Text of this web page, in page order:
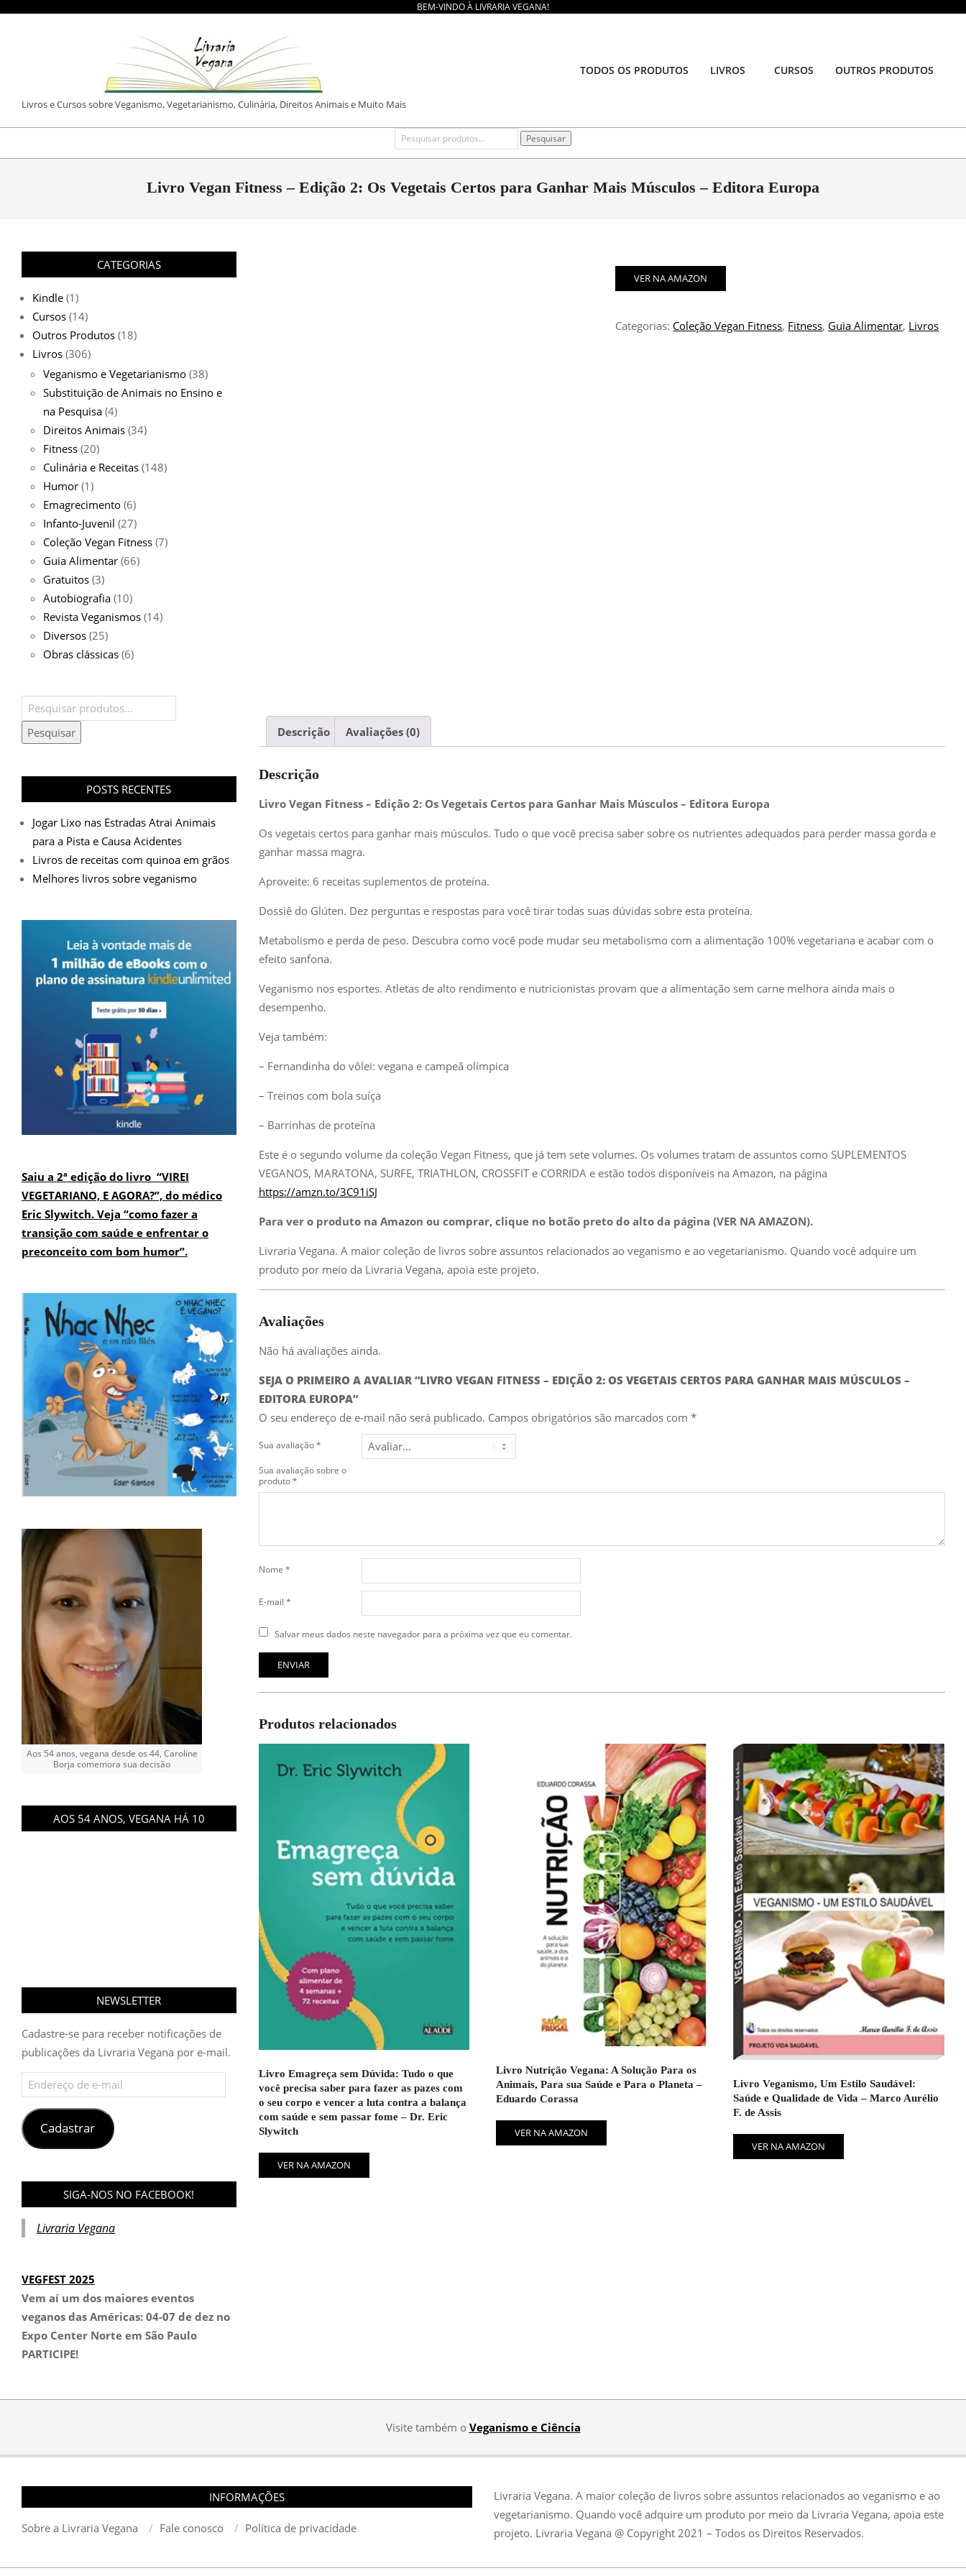
BEM-VINDO À LIVRARIA VEGANA!
LIVRARIA
VEGANA
Livros e Cursos sobre Veganismo, Vegetarianismo, Culinária, Direitos Animais e Muito Mais
TODOS OS PRODUTOS LIVROS CURSOS OUTROS PRODUTOS
Pesquisar
por:
Pesquisar
Livro Vegan Fitness – Edição 2: Os Vegetais Certos para Ganhar Mais Músculos – Editora Europa
VER NA AMAZON
Categorias: Coleção Vegan Fitness, Fitness, Guia Alimentar, Livros
Descrição Avaliações (0)
Descrição
Livro Vegan Fitness – Edição 2: Os Vegetais Certos para Ganhar Mais Músculos – Editora Europa
Os vegetais certos para ganhar mais músculos. Tudo o que você precisa saber sobre os nutrientes adequados para perder massa gorda e
ganhar massa magra.
Aproveite: 6 receitas suplementos de proteína.
Dossiê do Glúten. Dez perguntas e respostas para você tirar todas suas dúvidas sobre esta proteína.
Metabolismo e perda de peso. Descubra como você pode mudar seu metabolismo com a alimentação 100% vegetariana e acabar com o
efeito sanfona.
Veganismo nos esportes. Atletas de alto rendimento e nutricionistas provam que a alimentação sem carne melhora ainda mais o
desempenho.
Veja também:
– Fernandinha do vôlei: vegana e campeã olímpica
– Treinos com bola suíça
– Barrinhas de proteína
Este é o segundo volume da coleção Vegan Fitness, que já tem sete volumes. Os volumes tratam de assuntos como SUPLEMENTOS
VEGANOS, MARATONA, SURFE, TRIATHLON, CROSSFIT e CORRIDA e estão todos disponíveis na Amazon, na página
https://amzn.to/3C91iSJ
Para ver o produto na Amazon ou comprar, clique no botão preto do alto da página (VER NA AMAZON).
Livraria Vegana. A maior coleção de livros sobre assuntos relacionados ao veganismo e ao vegetarianismo. Quando você adquire um
produto por meio da Livraria Vegana, apoia este projeto.
Avaliações
Não há avaliações ainda.
SEJA O PRIMEIRO A AVALIAR “LIVRO VEGAN FITNESS – EDIÇÃO 2: OS VEGETAIS CERTOS PARA GANHAR MAIS MÚSCULOS –
EDITORA EUROPA”
O seu endereço de e-mail não será publicado. Campos obrigatórios são marcados com *
Sua avaliação*
Sua avaliação sobre o
produto*
Nome *
E-mail *
Salvar meus dados neste navegador para a próxima vez que eu comentar.
Produtos relacionados
Livro Emagreça sem Dúvida: Tudo o que
você precisa saber para fazer as pazes com
o seu corpo e vencer a luta contra a balança
com saúde e sem passar fome – Dr. Eric
Slywitch
VER NA AMAZON
Livro Nutrição Vegana: A Solução Para os
Animais, Para sua Saúde e Para o Planeta –
Eduardo Corassa
VER NA AMAZON
Livro Veganismo, Um Estilo Saudável:
Saúde e Qualidade de Vida – Marco Aurélio
F. de Assis
VER NA AMAZON
CATEGORIAS
Kindle (1)
Cursos (14)
Outros Produtos (18)
Livros (306)
Veganismo e Vegetarianismo (38)
Substituição de Animais no Ensino e
na Pesquisa (4)
Direitos Animais (34)
Fitness (20)
Culinária e Receitas (148)
Humor (1)
Emagrecimento (6)
Infanto-Juvenil (27)
Coleção Vegan Fitness (7)
Guia Alimentar (66)
Gratuitos (3)
Autobiografia (10)
Revista Veganismos (14)
Diversos (25)
Obras clássicas (6)
Pesquisar
por:
Pesquisar
POSTS RECENTES
Jogar Lixo nas Estradas Atrai Animais
para a Pista e Causa Acidentes
Livros de receitas com quinoa em grãos
Melhores livros sobre veganismo
Saiu a 2ª edição do livro “VIREI
VEGETARIANO, E AGORA?”, do médico
Eric Slywitch. Veja “como fazer a
transição com saúde e enfrentar o
preconceito com bom humor”.
Aos 54 anos, vegana desde os 44, Caroline
Borja comemora sua decisão
AOS 54 ANOS, VEGANA HÁ 10
NEWSLETTER
Cadastre-se para receber notificações de
publicações da Livraria Vegana por e-mail.
Endereço
de
e-
mailCadastrar
SIGA-NOS NO FACEBOOK!
Livraria Vegana
VEGFEST 2025
Vem aí um dos maiores eventos
veganos das Américas: 04-07 de dez no
Expo Center Norte em São Paulo
PARTICIPE!
Visite também o Veganismo e Ciência
INFORMAÇÕES
Sobre a Livraria Vegana Fale conosco Política de privacidade
Livraria Vegana. A maior coleção de livros sobre assuntos relacionados ao veganismo e ao
vegetarianismo. Quando você adquire um produto por meio da Livraria Vegana, apoia este
projeto. Livraria Vegana @ Copyright 2021 – Todos os Direitos Reservados.